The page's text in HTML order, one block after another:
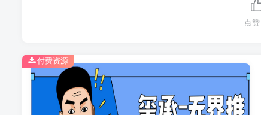
点赞
付费资源